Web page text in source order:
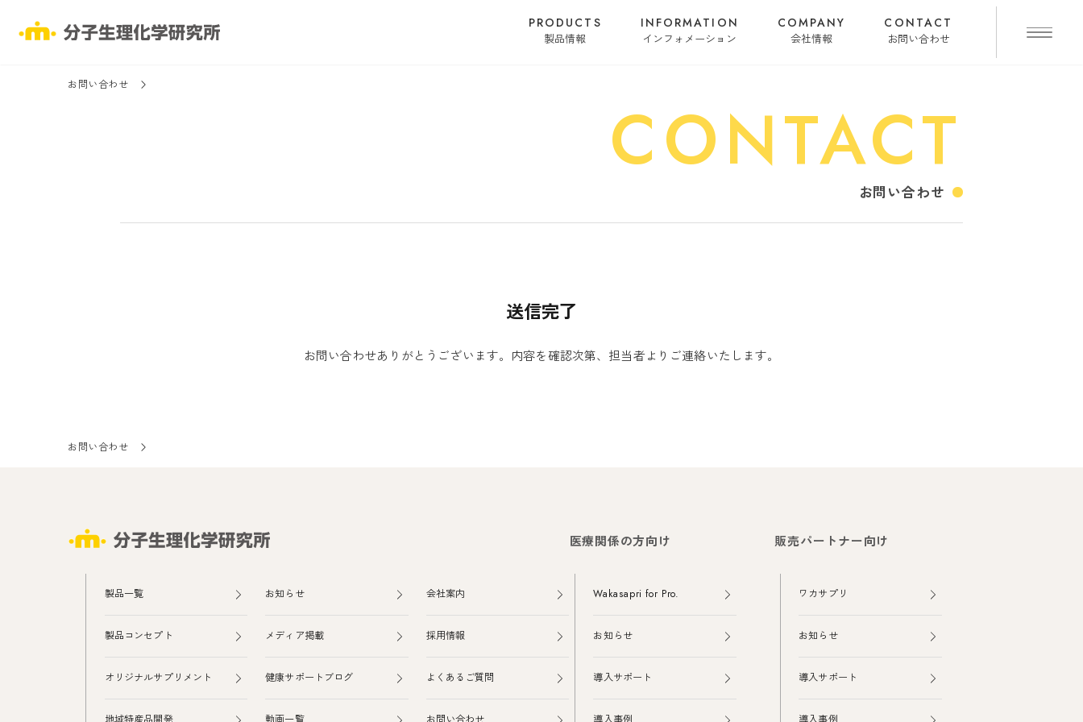
PRODUCTS
製品情報
INFORMATION
インフォメーション
COMPANY
会社情報
CONTACT
お問い合わせ
お問い合わせ
CONTACT
お問い合わせ
送信完了
お問い合わせありがとうございます。内容を確認次第、担当者よりご連絡いたします。
お問い合わせ
製品一覧
製品コンセプト
オリジナルサプリメント
お知らせ
メディア掲載
健康サポートブログ
会社案内
採用情報
よくあるご質問
医療関係の方向け
Wakasapri for Pro.
お知らせ
導入サポート
販売パートナー向け
ワカサプリ
お知らせ
導入サポート